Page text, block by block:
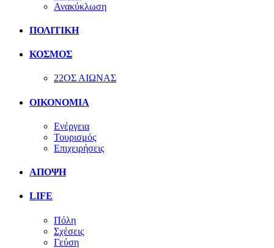
Ανακύκλωση
ΠΟΛΙΤΙΚΗ
ΚΟΣΜΟΣ
22ΟΣ ΑΙΩΝΑΣ
ΟΙΚΟΝΟΜΙΑ
Ενέργεια
Τουρισμός
Επιχειρήσεις
ΑΠΟΨΗ
LIFE
Πόλη
Σχέσεις
Γεύση